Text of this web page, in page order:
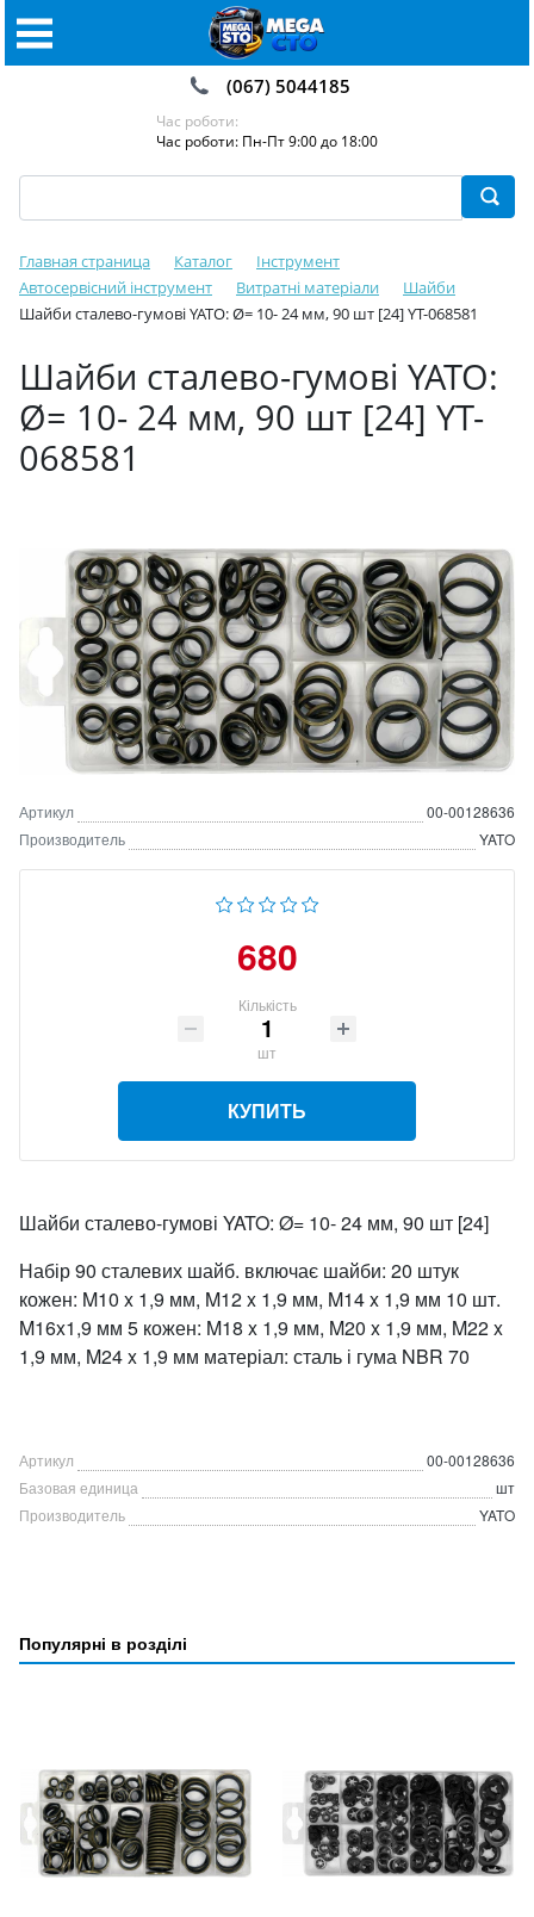
(067) 5044185
Час роботи:
Час роботи: Пн-Пт 9:00 до 18:00
Главная страница Каталог
Інструмент
Автосервісний інструмент
Витратні матеріали
Шайби
Шайби сталево-гумові YATO: Ø= 10- 24 мм, 90 шт [24] YT-068581
Шайби сталево-гумові YATO:
Ø= 10- 24 мм, 90 шт [24] YT-
068581
Артикул
00-00128636
Производитель
YATO
680
Кількість
шт
КУПИТЬ
Шайби сталево-гумові YATO: Ø= 10- 24 мм, 90 шт [24]
Набір 90 сталевих шайб. включає шайби: 20 штук
кожен: M10 x 1,9 мм, M12 x 1,9 мм, M14 x 1,9 мм 10 шт.
M16x1,9 мм 5 кожен: M18 x 1,9 мм, M20 x 1,9 мм, M22 x
1,9 мм, M24 x 1,9 мм матеріал: сталь і гума NBR 70
Артикул
00-00128636
Базовая единица
шт
Производитель
YATO
Популярні в розділі